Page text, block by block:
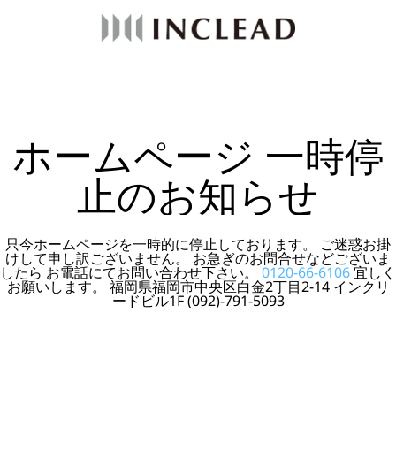
ホームページ 一時停
止のお知らせ
只今ホームページを一時的に停止しております。 ご迷惑お掛
けして申し訳ございません。 お急ぎのお問合せなどございま
したら お電話にてお問い合わせ下さい。0120-66-6106宜しく
お願いします。 福岡県福岡市中央区白金2丁目2-14 インクリ
ードビル1F (092)-791-5093